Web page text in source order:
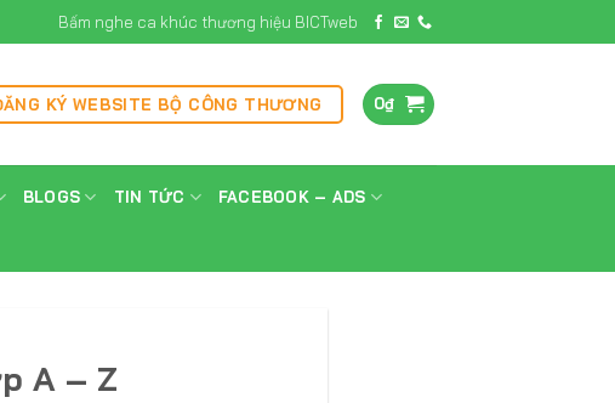
Bấm nghe ca khúc thương hiệu BICTweb
KÝ WEBSITE BỘ CÔNG THƯƠNG 0₫
BLOGS TIN TỨC FACEBOOK – ADS
A – Z